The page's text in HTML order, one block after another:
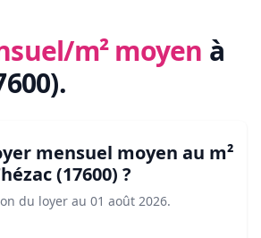
m² moyen à
.
mensuel moyen au m²
(17600) ?
du loyer au 01 août 2026.